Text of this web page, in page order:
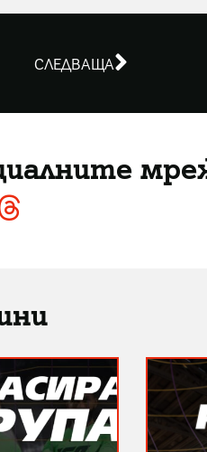
СЛЕДВАЩА